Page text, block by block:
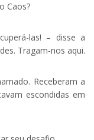
Caos?
las! – disse a
Tragam-nos aqui.
Receberam a
escondidas em